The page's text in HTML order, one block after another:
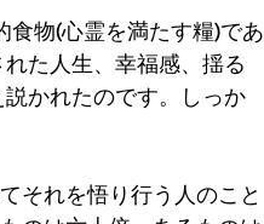
食物(心霊を満たす糧)であ
た人生、幸福感、揺る
かれたのです。しっか
それを悟り行う人のこと